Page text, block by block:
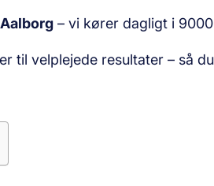
– vi kører dagligt i
til velplejede resultater – så